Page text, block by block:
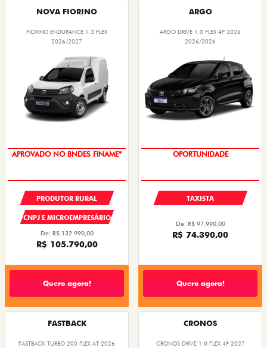
NOVA FIORINO
FIORINO ENDURANCE 1.3 FLEX
2026/2027
APROVADO NO BNDES FINAME*
PRODUTOR RURAL
CNPJ E MICROEMPRESÁRIO
De: R$ 132.990,00
R$ 105.790,00
Quero agora!
ARGO
ARGO DRIVE 1.0 FLEX 4P 2026
2026/2026
OPORTUNIDADE
TAXISTA
De: R$ 97.990,00
R$ 74.390,00
Quero agora!
FASTBACK
FASTBACK TURBO 200 FLEX AT 2026
CRONOS
CRONOS DRIVE 1.0 FLEX 4P 2027